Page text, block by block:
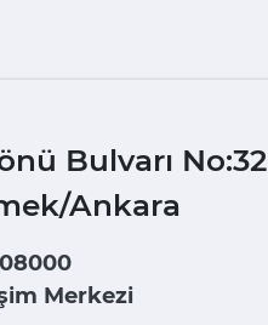
Bulvarı No:32
Ankara
Merkezi